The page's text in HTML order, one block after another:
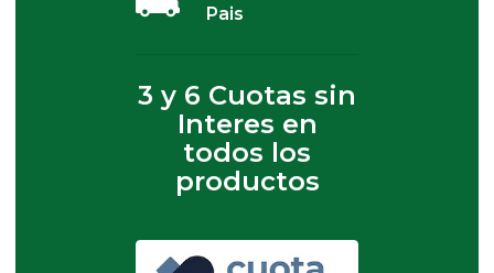
Pais
3 y 6 Cuotas sin
Interes en
todos los
productos